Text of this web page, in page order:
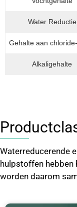
Water Reductie
Gehalte aan
Alkaligehalte
Waterreducerende
hulpstoffen hebben
worden daarom